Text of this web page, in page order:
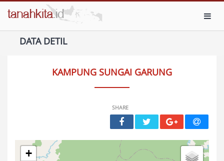
DATA DETIL
KAMPUNG SUNGAI GARUNG
SHARE
+